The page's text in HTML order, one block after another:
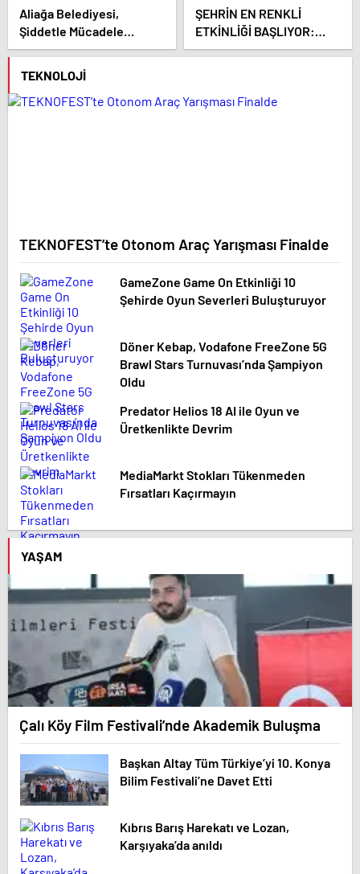
Aliağa Belediyesi,
Şiddetle Mücadele
Toplantısına Ev Sahipliği
ŞEHRİN EN RENKLİ
ETKİNLİĞİ BAŞLIYOR:
“SOKAK STİLİ GRAFFİTİ
YAŞANACAK
TEKNOLOJI
TEKNOFEST’te Otonom Araç Yarışması Finalde
GameZone Game On Etkinliği 10
Şehirde Oyun Severleri Buluşturuyor
Döner Kebap, Vodafone FreeZone 5G
Brawl Stars Turnuvası’nda Şampiyon
Oldu
Predator Helios 18 AI ile Oyun ve
Üretkenlikte Devrim
MediaMarkt Stokları Tükenmeden
Fırsatları Kaçırmayın
YAŞAM
Çalı Köy Film Festivali’nde Akademik Buluşma
Başkan Altay Tüm Türkiye’yi 10. Konya
Bilim Festivali’ne Davet Etti
Kıbrıs Barış Harekatı ve Lozan,
Karşıyaka’da anıldı